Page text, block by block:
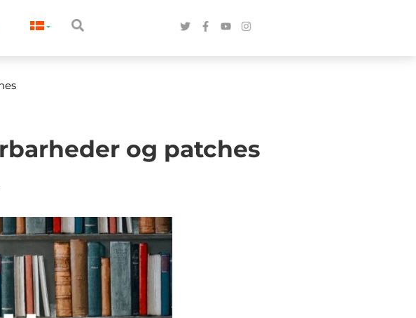
og patches